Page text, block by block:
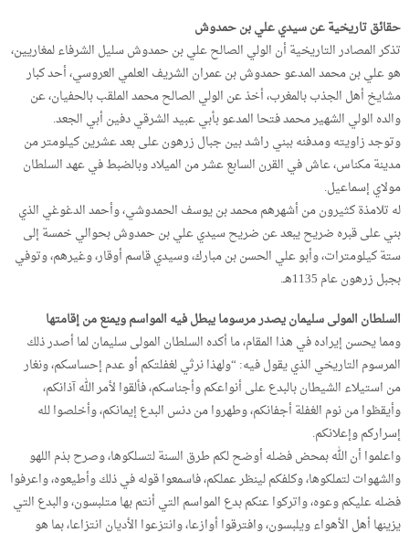
حقائق تاريخية عن سيدي علي بن حمدوش
تذكر المصادر التاريخية أن الولي الصالح علي بن حمدوش سليل الشرفاء لمغاريين،
هو علي بن محمد المدعو حمدوش بن عمران الشريف العلمي العروسي، أحد كبار
مشايخ أهل الجذب بالمغرب، أخذ عن الولي الصالح محمد الملقب بالحفيان، عن
والده الولي الشهير محمد فتحا المدعو بأبي عبيد الشرقي دفين أبي الجعد.
وتوجد زاويته ومدفنه ببني راشد بين جبال زرهون على بعد عشرين كيلومتر من
مدينة مكناس، عاش في القرن السابع عشر من الميلاد وبالضبط في عهد السلطان
مولاي إسماعيل.
له تلامذة كثيرون من أشهرهم محمد بن يوسف الحمدوشي، وأحمد الدغوغي الذي
بني على قبره ضريح يبعد عن ضريح سيدي علي بن حمدوش بحوالي خمسة إلى
ستة كيلومترات، وأبو علي الحسن بن مبارك، وسيدي قاسم أوقار، وغيرهم، وتوفي
بجبل زرهون عام 1135هـ.
السلطان المولى سليمان يصدر مرسوما يبطل فيه المواسم ويمنع من إقامتها
ومما يحسن إيراده في هذا المقام، ما أكده السلطان المولى سليمان لما أصدر ذلك
المرسوم التاريخي الذي يقول فيه: “ولهذا نرثي لغفلتكم أو عدم إحساسكم، ونغار
من استيلاء الشيطان بالبدع على أنواعكم وأجناسكم، فألقوا لأمر الله آذانكم،
وأيقظوا من نوم الغفلة أجفانكم، وطهروا من دنس البدع إيمانكم، وأخلصوا لله
إسراركم وإعلانكم.
واعلموا أن الله بمحض فضله أوضح لكم طرق السنة لتسلكوها، وصرح بذم اللهو
والشهوات لتملكوها، وكلفكم لينظر عملكم، فاسمعوا قوله في ذلك وأطيعوه، واعرفوا
فضله عليكم وعوه، واتركوا عنكم بدع المواسم التي أنتم بها متلبسون، والبدع التي
يزينها أهل الأهواء ويلبسون، وافترقوا أوازعا، وانتزعوا الأديان انتزاعا، بما هو